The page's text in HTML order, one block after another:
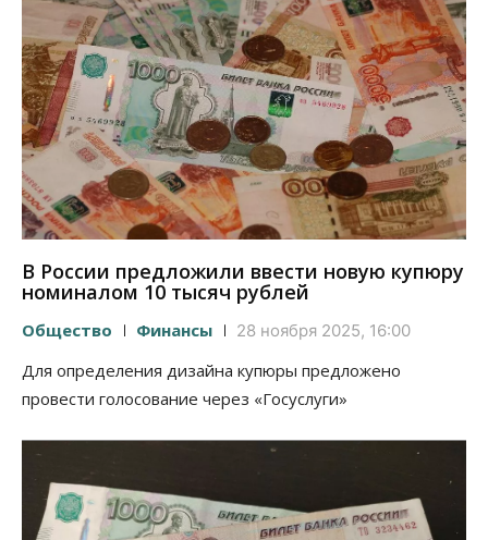
В России предложили ввести новую купюру
номиналом 10 тысяч рублей
Общество Финансы 28 ноября 2025, 16:00
Для определения дизайна купюры предложено
провести голосование через «Госуслуги»